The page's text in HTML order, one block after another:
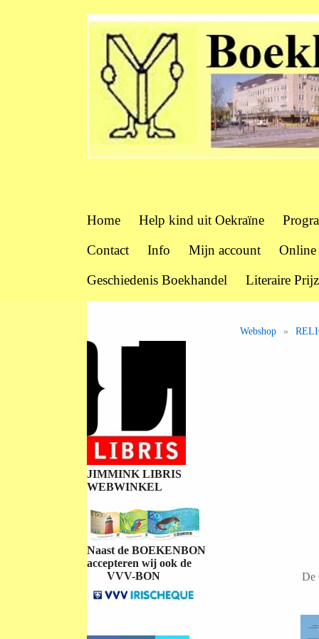
Home Help kind uit Oekraïne
Contact
Info Mijn account
Online
Geschiedenis Boekhandel
Literaire
JIMMINK LIBRIS
WEBWINKEL
Naast de BOEKENBON
accepteren wij ook de
VVV-BON
Webshop »
De